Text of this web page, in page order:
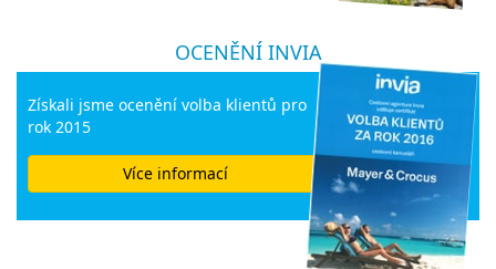
OCENĚNÍ INVIA
Získali jsme ocenění volba klientů pro
rok 2015
Více informací